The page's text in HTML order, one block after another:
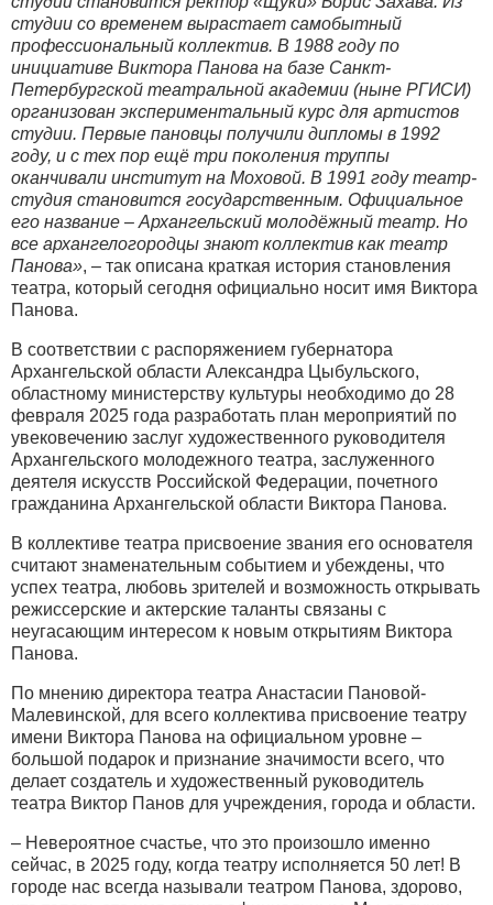
студии со временем вырастает самобытный
профессиональный коллектив. В 1988 году по
инициативе Виктора Панова на базе Санкт-
Петербургской театральной академии (ныне РГИСИ)
организован экспериментальный курс для артистов
студии. Первые пановцы получили дипломы в 1992
году, и с тех пор ещё три поколения труппы
оканчивали институт на Моховой. В 1991 году театр-
студия становится государственным. Официальное
его название – Архангельский молодёжный театр. Но
все архангелогородцы знают коллектив как театр
Панова», – так описана краткая история становления
театра, который сегодня официально носит имя Виктора
Панова.
В соответствии с распоряжением губернатора
Архангельской области Александра Цыбульского,
областному министерству культуры необходимо до 28
февраля 2025 года разработать план мероприятий по
увековечению заслуг художественного руководителя
Архангельского молодежного театра, заслуженного
деятеля искусств Российской Федерации, почетного
гражданина Архангельской области Виктора Панова.
В коллективе театра присвоение звания его основателя
считают знаменательным событием и убеждены, что
успех театра, любовь зрителей и возможность открывать
режиссерские и актерские таланты связаны с
неугасающим интересом к новым открытиям Виктора
Панова.
По мнению директора театра Анастасии Пановой-
Малевинской, для всего коллектива присвоение театру
имени Виктора Панова на официальном уровне –
большой подарок и признание значимости всего, что
делает создатель и художественный руководитель
театра Виктор Панов для учреждения, города и области.
– Невероятное счастье, что это произошло именно
сейчас, в 2025 году, когда театру исполняется 50 лет! В
городе нас всегда называли театром Панова, здорово,